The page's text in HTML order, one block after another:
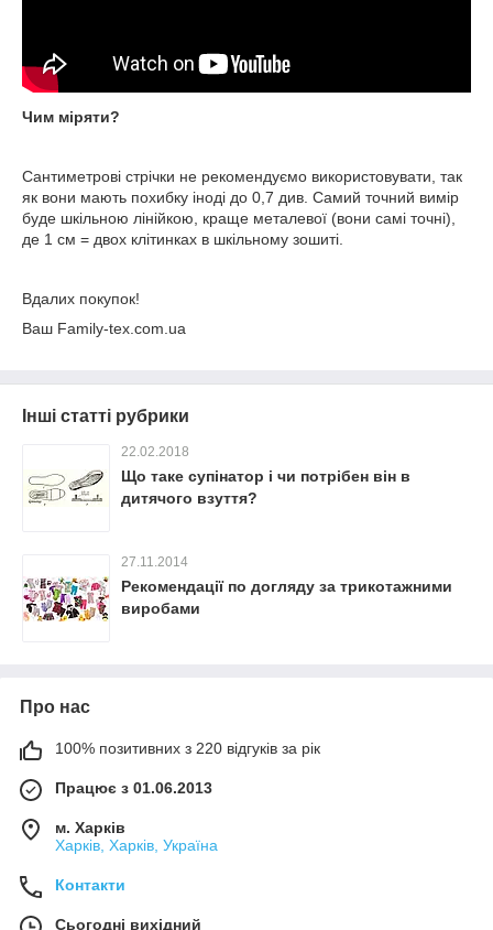
Чим міряти?
Сантиметрові стрічки не рекомендуємо використовувати, так
як вони мають похибку іноді до 0,7 див. Самий точний вимір
буде шкільною лінійкою, краще металевої (вони самі точні),
де 1 см = двох клітинках в шкільному зошиті.
Вдалих покупок!
Ваш Family-tex.com.ua
Інші статті рубрики
22.02.2018
Що таке супінатор і чи потрібен він в
дитячого взуття?
27.11.2014
Рекомендації по догляду за трикотажними
виробами
Про нас
100% позитивних з 220 відгуків за рік
Працює з 01.06.2013
м. Харків
Харків, Харків, Україна
Контакти
Сьогодні вихідний